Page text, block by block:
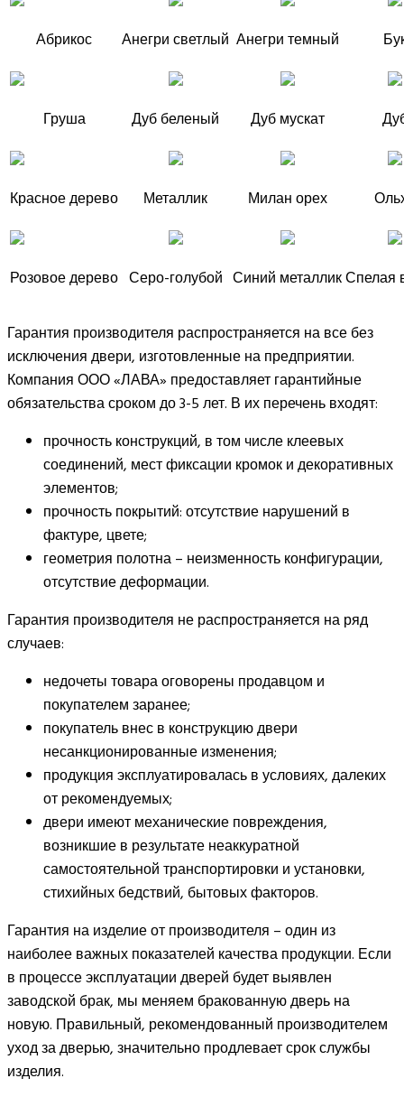
Абрикос Анегри светлый Анегри темный
Груша Дуб беленый Дуб мускат
Красное дерево Металлик Милан орех
Розовое дерево Серо-голубой Синий металликСпелая
Гарантия производителя распространяется на все без
исключения двери, изготовленные на предприятии.
Компания ООО «ЛАВА» предоставляет гарантийные
обязательства сроком до 3-5 лет. В их перечень входят:
прочность конструкций, в том числе клеевых
соединений, мест фиксации кромок и декоративных
элементов;
прочность покрытий: отсутствие нарушений в
фактуре, цвете;
геометрия полотна – неизменность конфигурации,
отсутствие деформации.
Гарантия производителя не распространяется на ряд
случаев:
недочеты товара оговорены продавцом и
покупателем заранее;
покупатель внес в конструкцию двери
несанкционированные изменения;
продукция эксплуатировалась в условиях, далеких
от рекомендуемых;
двери имеют механические повреждения,
возникшие в результате неаккуратной
самостоятельной транспортировки и установки,
стихийных бедствий, бытовых факторов.
Гарантия на изделие от производителя – один из
наиболее важных показателей качества продукции. Если
в процессе эксплуатации дверей будет выявлен
заводской брак, мы меняем бракованную дверь на
новую. Правильный, рекомендованный производителем
уход за дверью, значительно продлевает срок службы
изделия.